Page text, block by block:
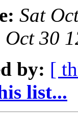
Sat
Oct 30
by: [
list...